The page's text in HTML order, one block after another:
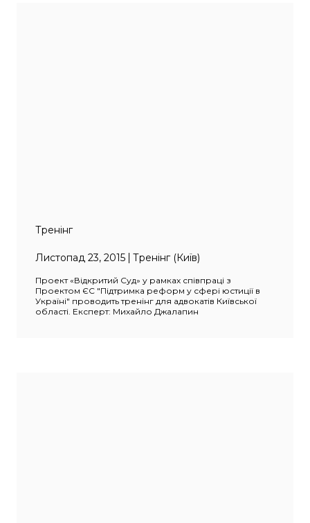
Тренінг
Листопад 23, 2015 Тренінг (Київ)
Проект «Відкритий Суд» у рамках співпраці з
Проектом ЄС "Підтримка реформ у сфері юстиції в
Україні" проводить тренінг для адвокатів Київської
області. Експерт: Михайло Джалапин